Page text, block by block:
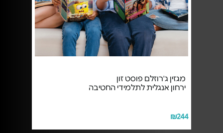
מגזין ג'רוזלם פוסט זון
ירחון אנגלית לתלמידי החטיבה
₪244